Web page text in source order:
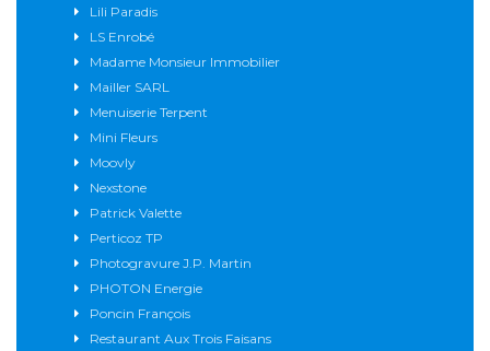
Lili Paradis
LS Enrobé
Madame Monsieur Immobilier
Mailler SARL
Menuiserie Terpent
Mini Fleurs
Moovly
Nexstone
Patrick Valette
Perticoz TP
Photogravure J.P. Martin
PHOTON Energie
Poncin François
Restaurant Aux Trois Faisans